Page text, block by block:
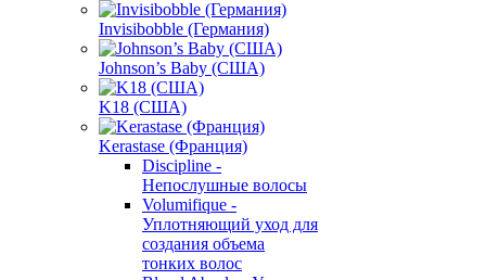
Invisibobble (Германия)
Johnson’s Baby (США)
K18 (США)
Kerastase (Франция)
Discipline -
Непослушные волосы
Volumifique -
Уплотняющий уход для
создания объема
тонких волос